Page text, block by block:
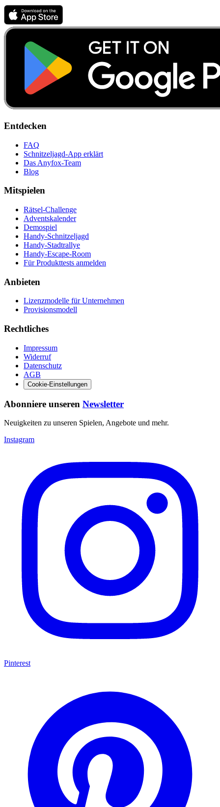
Entdecken
FAQ
Schnitzeljagd-App erklärt
Das Anyfox-Team
Blog
Mitspielen
Rätsel-Challenge
Adventskalender
Demospiel
Handy-Schnitzeljagd
Handy-Stadtrallye
Handy-Escape-Room
Für Produkttests anmelden
Anbieten
Lizenzmodelle für Unternehmen
Provisionsmodell
Rechtliches
Impressum
Widerruf
Datenschutz
AGB
Cookie-Einstellungen
Abonniere unseren Newsletter
Neuigkeiten zu unseren Spielen, Angebote und mehr.
Instagram
Pinterest